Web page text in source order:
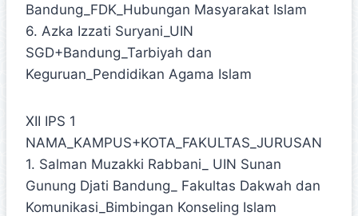
Bandung_FDK_Hubungan Masyarakat Islam
6. Azka Izzati Suryani_UIN
SGD+Bandung_Tarbiyah dan
Keguruan_Pendidikan Agama Islam
XII IPS 1
NAMA_KAMPUS+KOTA_FAKULTAS_JURUSAN
1. Salman Muzakki Rabbani_ UIN Sunan
Gunung Djati Bandung_ Fakultas Dakwah dan
Komunikasi_Bimbingan Konseling Islam